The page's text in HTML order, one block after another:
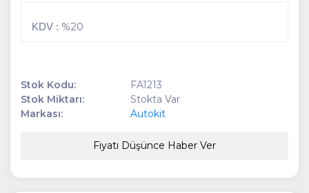
KDV : %20
Stok Kodu:
FA1213
Stok Miktarı:
Stokta Var
Markası:
Autokit
Fiyatı Düşünce Haber Ver